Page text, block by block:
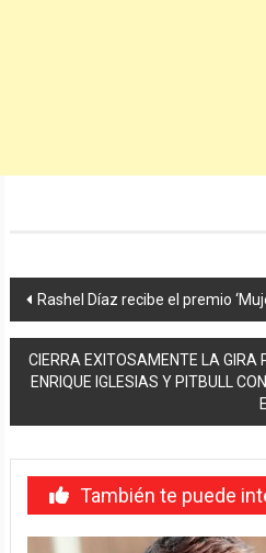
Navegación
de
entradas
Rashel Díaz recibe el premio
CIERRA EXITOSAMENTE LA GIRA
ENRIQUE IGLESIAS Y PITBULL
También te puede